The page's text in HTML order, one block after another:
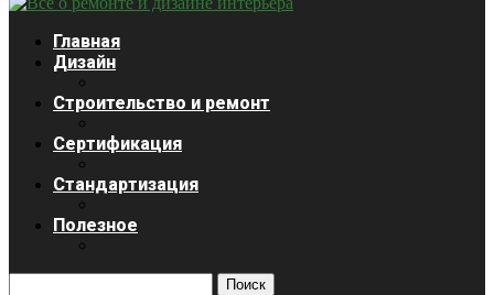
Главная
Дизайн
Строительство и ремонт
Сертификация
Стандартизация
Полезное
Поиск